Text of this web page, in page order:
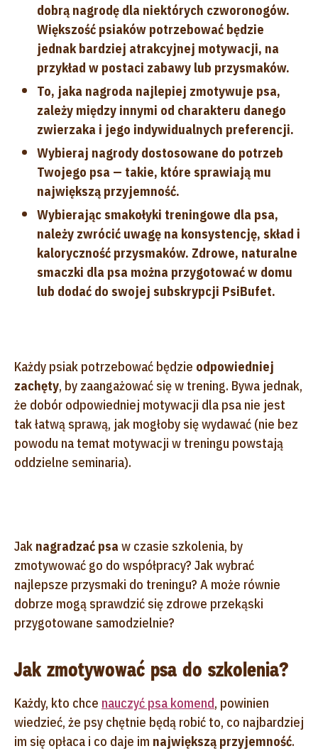
dobrą nagrodę dla niektórych czworonogów.
Większość psiaków potrzebować będzie
jednak bardziej atrakcyjnej motywacji, na
przykład w postaci zabawy lub przysmaków.
To, jaka nagroda najlepiej zmotywuje psa,
zależy między innymi od charakteru danego
zwierzaka i jego indywidualnych preferencji.
Wybieraj nagrody dostosowane do potrzeb
Twojego psa — takie, które sprawiają mu
największą przyjemność.
Wybierając smakołyki treningowe dla psa,
należy zwrócić uwagę na konsystencję, skład i
kaloryczność przysmaków. Zdrowe, naturalne
smaczki dla psa można przygotować w domu
lub dodać do swojej subskrypcji PsiBufet.
Każdy psiak potrzebować będzie odpowiedniej
zachęty, by zaangażować się w trening. Bywa jednak,
że dobór odpowiedniej motywacji dla psa nie jest
tak łatwą sprawą, jak mogłoby się wydawać (nie bez
powodu na temat motywacji w treningu powstają
oddzielne seminaria).
Jak nagradzać psa w czasie szkolenia, by
zmotywować go do współpracy? Jak wybrać
najlepsze przysmaki do treningu? A może równie
dobrze mogą sprawdzić się zdrowe przekąski
przygotowane samodzielnie?
Jak zmotywować psa do szkolenia?
Każdy, kto chce nauczyć psa komend, powinien
wiedzieć, że psy chętnie będą robić to, co najbardziej
im się opłaca i co daje im największą przyjemność.